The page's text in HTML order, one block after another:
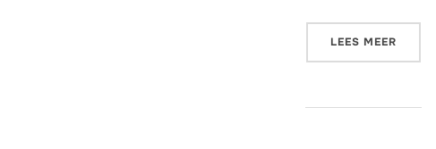
LEES MEER